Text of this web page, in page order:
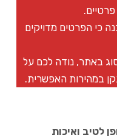
כי הפרטים מדויקים
באתר, נודה לכם על
במהירות האפשרית.
לטיב ואיכות